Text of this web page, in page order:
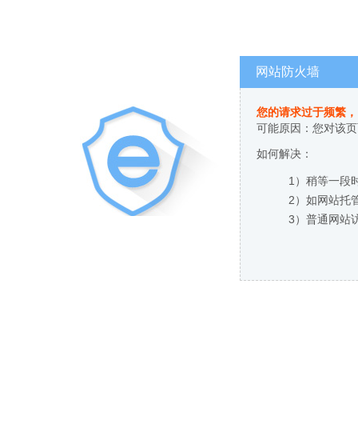
网站防火墙
您的请求过于频繁
可能原因：您对该
如何解决：
1）稍等一段
2）如网站托
3）普通网站